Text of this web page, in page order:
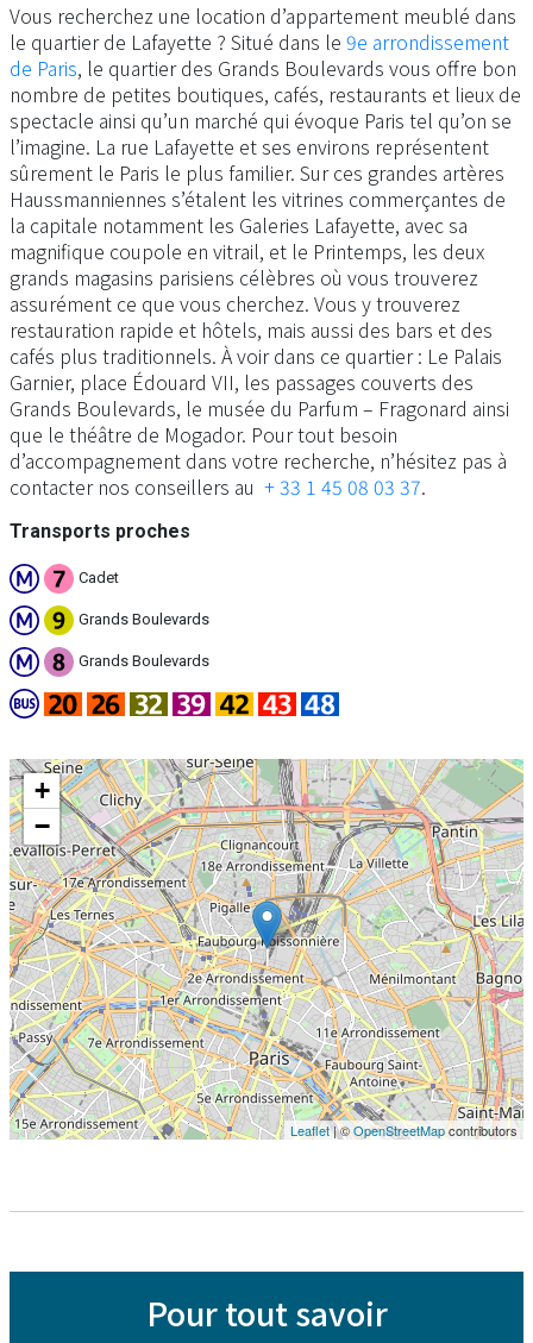
Vous recherchez une location d’appartement meublé dans
le quartier de Lafayette ? Situé dans le 9e arrondissement
de Paris, le quartier des Grands Boulevards vous offre bon
nombre de petites boutiques, cafés, restaurants et lieux de
spectacle ainsi qu’un marché qui évoque Paris tel qu’on se
l’imagine. La rue Lafayette et ses environs représentent
sûrement le Paris le plus familier. Sur ces grandes artères
Haussmanniennes s’étalent les vitrines commerçantes de
la capitale notamment les Galeries Lafayette, avec sa
magnifique coupole en vitrail, et le Printemps, les deux
grands magasins parisiens célèbres où vous trouverez
assurément ce que vous cherchez. Vous y trouverez
restauration rapide et hôtels, mais aussi des bars et des
cafés plus traditionnels. À voir dans ce quartier : Le Palais
Garnier, place Édouard VII, les passages couverts des
Grands Boulevards, le musée du Parfum – Fragonard ainsi
que le théâtre de Mogador. Pour tout besoin
d’accompagnement dans votre recherche, n’hésitez pas à
contacter nos conseillers au + 33 1 45 08 03 37.
Transports proches
Cadet
Grands Boulevards
Grands Boulevards
+
−
Leaflet| ©OpenStreetMapcontributors
Pour tout savoir